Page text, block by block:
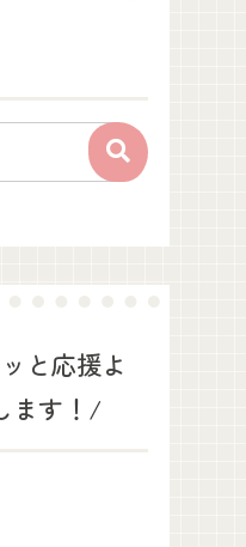
と応援よ
ます！/